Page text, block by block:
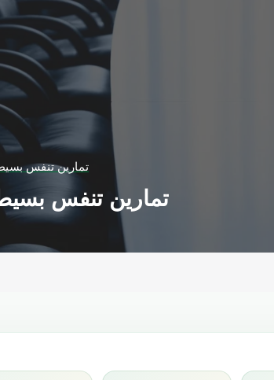
تمارين تنفس
تمارين تنفس